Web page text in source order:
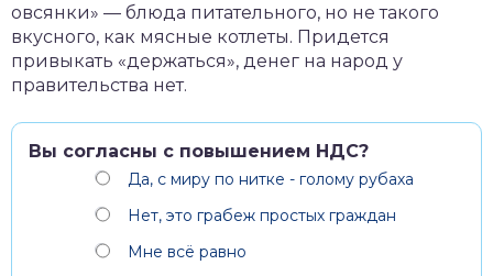
овсянки» — блюда питательного, но не такого
вкусного, как мясные котлеты. Придется
привыкать «держаться», денег на народ у
правительства нет.
Вы согласны с повышением НДС?
Да, с миру по нитке - голому рубаха
Нет, это грабеж простых граждан
Мне всё равно